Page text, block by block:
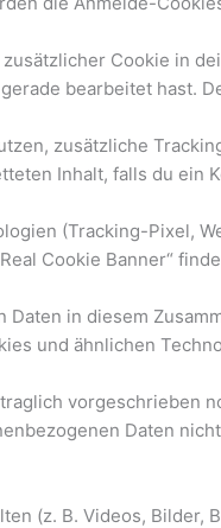
Cookie in
bearbeitet hast.
zusätzliche
Inhalt, falls du ein
(Tracking-Pixel,
Cookie Banner“
in diesem
und ähnlichen
vorgeschrieben
Daten
(z. B. Videos,